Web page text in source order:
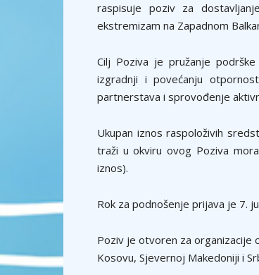
raspisuje poziv za
ekstremizam na Zapadnom
Cilj Poziva je pružanje podrške
izgradnji i povećanju
partnerstava i sprovođenje
Ukupan iznos raspoloživih
traži u okviru ovog Poziva
iznos).
Rok za podnošenje prijava je 7.
Poziv je otvoren za organizacije
Kosovu, Sjevernoj Makedoniji i